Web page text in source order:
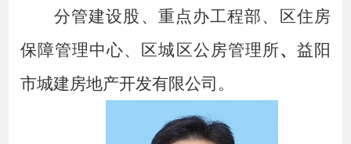
分管建设股、重点办工程部、 区住房
保障管理中心、区城区公房管理所、 益阳
市城建房地产开发有限公司。